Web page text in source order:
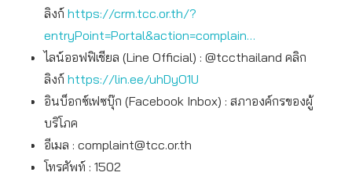
ลิงก์ https://crm.tcc.or.th/?
entryPoint=Portal&action=complain…
ไลน์ออฟฟิเชียล (Line Official) : @tccthailand คลิก
ลิงก์ https://lin.ee/uhDyO1U
อินบ็อกซ์เฟซบุ๊ก (Facebook Inbox) : สภาองค์กรของผู้
บริโภค
อีเมล : complaint@tcc.or.th
โทรศัพท์ : 1502